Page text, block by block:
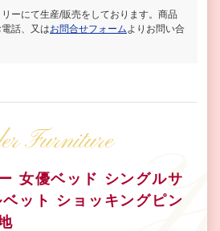
ーにて生産/販売をしております。商品
話、又はお問合せフォーム よりお問い合
Furniture
女優ベッド シングルサ
ット ショッキングピン